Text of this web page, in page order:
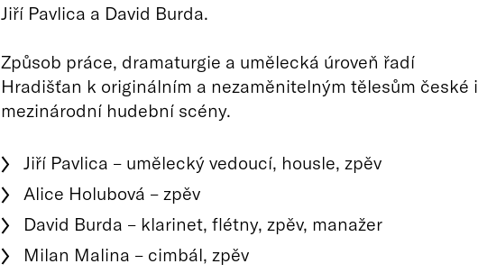
Jiří Pavlica a David Burda.
Způsob práce, dramaturgie a umělecká úroveň řadí
Hradišťan k originálním a nezaměnitelným tělesům české i
mezinárodní hudební scény.
Jiří Pavlica – umělecký vedoucí, housle, zpěv
Alice Holubová – zpěv
David Burda – klarinet, flétny, zpěv, manažer
Milan Malina – cimbál, zpěv